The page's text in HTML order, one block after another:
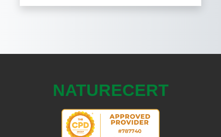
NATURECERT